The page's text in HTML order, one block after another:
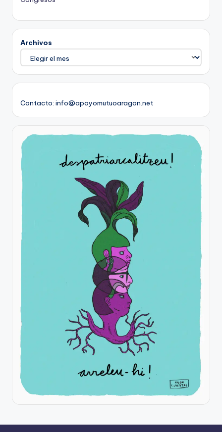
Archivos
Contacto: info@apoyomutuoaragon.net